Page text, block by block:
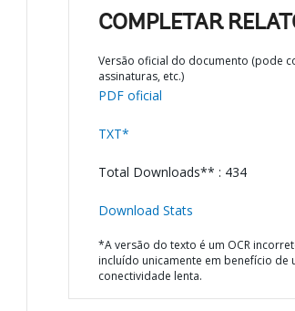
COMPLETAR
Versão oficial do documento (pode
assinaturas, etc.)
PDF oficial
TXT*
Total Downloads** : 434
Download Stats
*A versão do texto é um OCR
incluído unicamente em benefício de
conectividade lenta.